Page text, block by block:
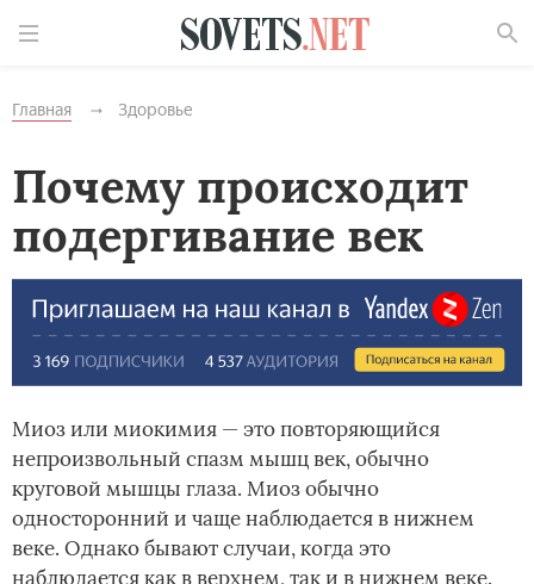
Главная Здоровье
Почему происходит
подергивание век
Миоз или миокимия — это повторяющийся
непроизвольный спазм мышц век, обычно
круговой мышцы глаза. Миоз обычно
односторонний и чаще наблюдается в нижнем
веке. Однако бывают случаи, когда это
наблюдается как в верхнем, так и в нижнем веке.